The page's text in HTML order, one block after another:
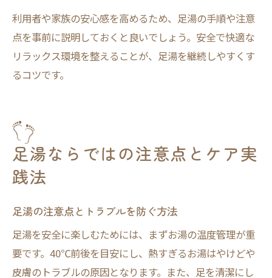
利用者や家族の安心感を高めるため、足湯の手順や注意
点を事前に説明しておくと良いでしょう。安全で快適な
リラックス環境を整えることが、足湯を継続しやすくす
るコツです。
足湯ならではの注意点とケア実
践法
足湯の注意点とトラブルを防ぐ方法
足湯を安全に楽しむためには、まずお湯の温度管理が重
要です。40℃前後を目安にし、熱すぎるお湯はやけどや
皮膚のトラブルの原因となります。また、足を清潔にし